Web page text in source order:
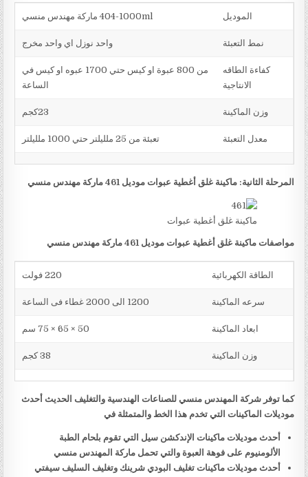
الموديل 404-1000ml ماركة مهندس منسي
نمط التعبئة واحد نوزل اي واحد مخرج
كفاءة الطاقه
الانتاجية
من 800 عبوة او كيس حتي 1700 عبوه او كيس في
الساعة
وزن الماكينة
معدل التعبئة تعبئة من 25 ملليلتر حتي 1000 ملليلتر
المرحلة الثانية: ماكينة غلق أغطية عبوات موديل 461 ماركة مهندس منسي
ماكينة غلق أغطية عبوات
مواصفات ماكينة غلق أغطية عبوات موديل 461 ماركة مهندس منسي
الطاقة الكهربائية 220 فولت
سرعه الماكينة 1200 الى 2000 غطاء فى الساعة
ابعاد الماكينة 50 × 65 × 75 سم
وزن الماكينة 38 كجم
كما توفر شركة المهندس منسي للصناعات الهندسية والتغليف الحديث أحدث
موديلات الماكينات التي تخدم هذا الخط والمتمثلة في
أحدث موديلات ماكينات الإندكشن سيل التي تقوم بلحام الطبة
الألومنيوم على فوهة العبوة والتي تحمل ماركة المهندس منسي
أحدث موديلات ماكينات تغليف البودي شرينك وتغليف السليف سيفتي